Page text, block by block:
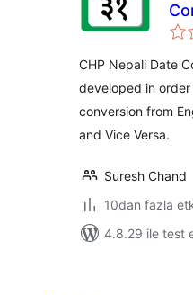
CHP Nepali Date
developed in
conversion from
and Vice Versa.
Suresh Chand
10dan fazla
4.8.29 ile test